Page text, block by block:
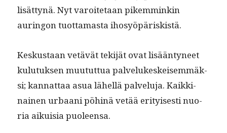
lisät­tynä. Nyt varoite­taan pikem­minkin
auringon tuot­ta­mas­ta ihosyöpäriskistä.
Keskus­taan vetävät tek­i­jät ovat lisään­tyneet
kulu­tuk­sen muu­tut­tua palvelukeskeisem­mäk­
si; kan­nat­taa asua lähel­lä palvelu­ja. Kaikki­
nainen urbaani pöhinä vetää eri­tyis­es­ti nuo­
ria aikuisia puoleensa.